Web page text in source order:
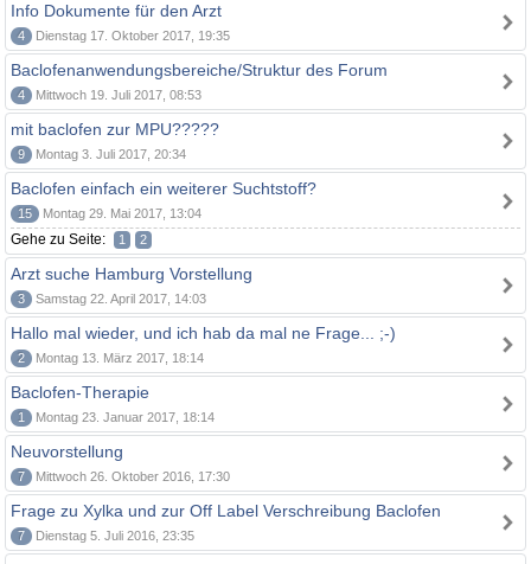
Info Dokumente für den Arzt
4 Dienstag 17. Oktober 2017, 19:35
Baclofenanwendungsbereiche/Struktur des Forum
4 Mittwoch 19. Juli 2017, 08:53
mit baclofen zur MPU?????
9 Montag 3. Juli 2017, 20:34
Baclofen einfach ein weiterer Suchtstoff?
15 Montag 29. Mai 2017, 13:04
Gehe zu Seite: 1 2
Arzt suche Hamburg Vorstellung
3 Samstag 22. April 2017, 14:03
Hallo mal wieder, und ich hab da mal ne Frage... ;-)
2 Montag 13. März 2017, 18:14
Baclofen-Therapie
1 Montag 23. Januar 2017, 18:14
Neuvorstellung
7 Mittwoch 26. Oktober 2016, 17:30
Frage zu Xylka und zur Off Label Verschreibung Baclofen
7 Dienstag 5. Juli 2016, 23:35